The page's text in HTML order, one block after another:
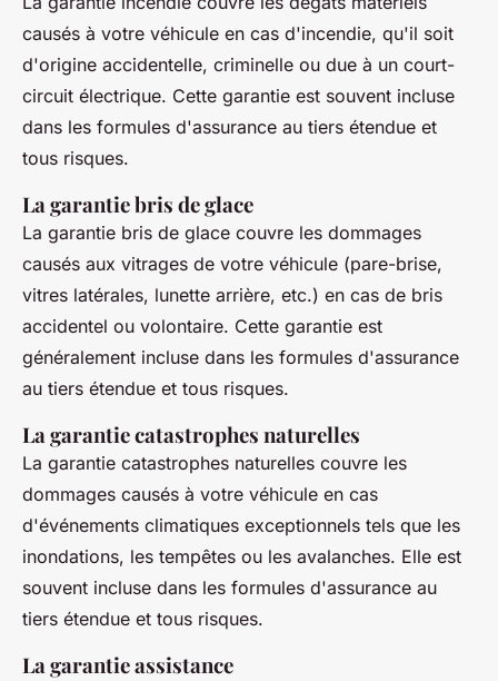
causés à votre véhicule en cas d'incendie, qu'il soit
d'origine accidentelle, criminelle ou due à un court-
circuit électrique. Cette garantie est souvent incluse
dans les formules d'assurance au tiers étendue et
tous risques.
La garantie bris de glace
La garantie bris de glace couvre les dommages
causés aux vitrages de votre véhicule (pare-brise,
vitres latérales, lunette arrière, etc.) en cas de bris
accidentel ou volontaire. Cette garantie est
généralement incluse dans les formules d'assurance
au tiers étendue et tous risques.
La garantie catastrophes naturelles
La garantie catastrophes naturelles couvre les
dommages causés à votre véhicule en cas
d'événements climatiques exceptionnels tels que les
inondations, les tempêtes ou les avalanches. Elle est
souvent incluse dans les formules d'assurance au
tiers étendue et tous risques.
La garantie assistance